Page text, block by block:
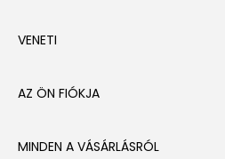
VENETI
AZ ÖN FIÓKJA
MINDEN A VÁSÁRLÁSRÓL